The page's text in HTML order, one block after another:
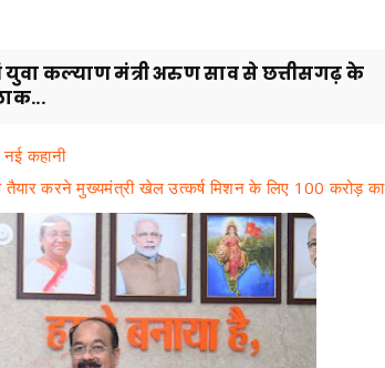
युवा कल्याण मंत्री अरुण साव से छत्तीसगढ़ के
कहानी
करने मुख्यमंत्री खेल उत्कर्ष मिशन के लिए 100 करोड़ का